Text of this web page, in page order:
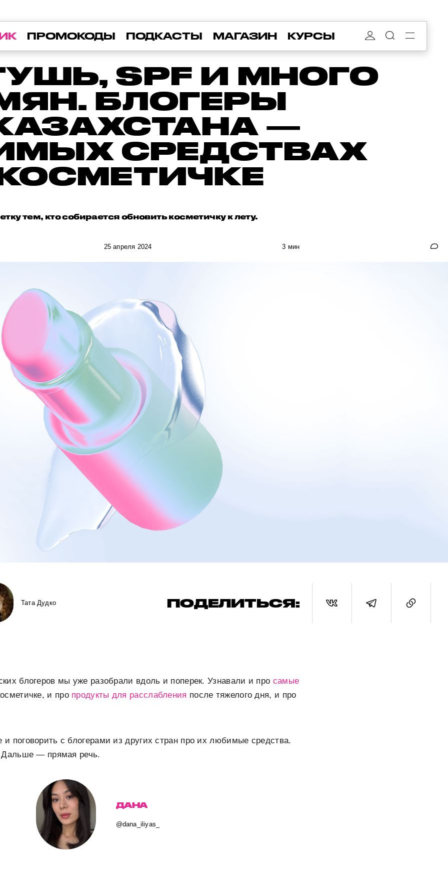
ПРОМОКОДЫ ПОДКАСТЫ МАГАЗИН КУРСЫ
SPF И МНОГО
БЛОГЕРЫ
—
СРЕДСТВАХ
тем, кто собирается обновить косметичку к лету.
25 апреля 2024 3 мин
Тата Дудко ПОДЕЛИТЬСЯ:
блогеров мы уже разобрали вдоль и поперек. Узнавали и про самые
и про продукты для расслабления после тяжелого дня, и про
поговорить с блогерами из других стран про их любимые средства.
Дальше — прямая речь.
ДАНА
@dana_iliyas_